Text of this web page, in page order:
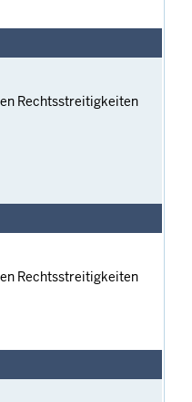
Rechtsstreitigkeiten
Rechtsstreitigkeiten